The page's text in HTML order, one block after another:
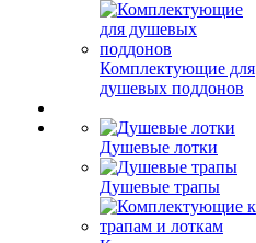
Комплектующие для
душевых поддонов
Душевые лотки
Душевые трапы